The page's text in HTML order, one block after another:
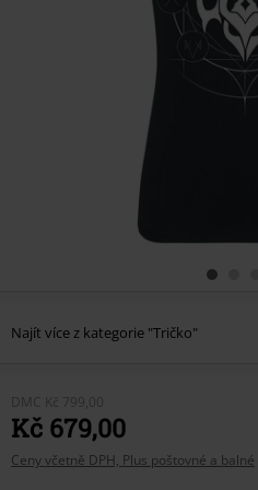
Najít více z kategorie "Tričko"
DMC Kč 799,00
Kč 679,00
Ceny včetně DPH, Plus poštovné a balné